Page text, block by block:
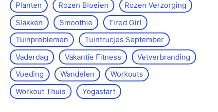
Planten
Rozen Bloeien
Rozen Verzorging
Slakken
Smoothie
Tired Girl
Tuinproblemen
Tuintrucjes September
Vaderdag
Vakantie Fitness
Vetverbranding
Voeding
Wandelen
Workouts
Workout Thuis
Yoga­start